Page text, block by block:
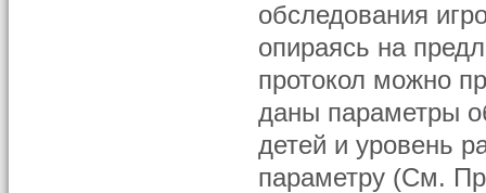
обследования
опираясь на
протокол можно
даны параметры
детей и уровень
параметру (См.